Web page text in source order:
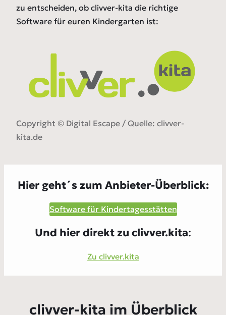
zu entscheiden, ob clivver-kita die richtige
Software für euren Kindergarten ist:
Copyright © Digital Escape / Quelle: clivver-
kita.de
Hier geht´s zum Anbieter-Überblick:
Software für Kindertagesstätten
Und hier direkt zu clivver.kita:
Zu clivver.kita
clivver-kita im Überblick